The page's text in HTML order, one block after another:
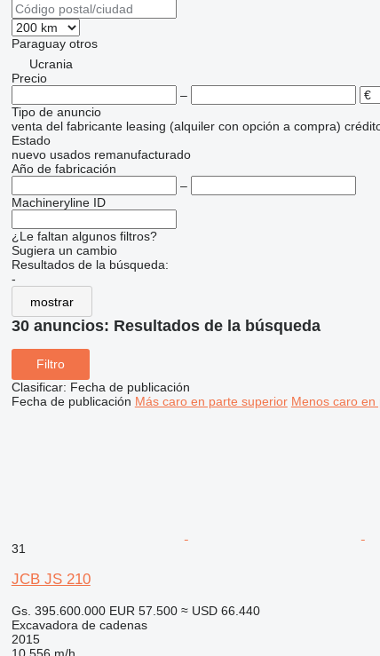
Paraguay otros
Ucrania
Precio
–
Tipo de anuncio
venta del fabricante leasing (alquiler con opción a compra)
Estado
nuevo usados remanufacturado
Año de fabricación
–
Machineryline ID
¿Le faltan algunos filtros?
Sugiera un cambio
Resultados de la búsqueda:
-
mostrar
30 anuncios: Resultados de la búsqueda
Filtro
Clasificar: Fecha de publicación
Fecha de publicación Más caro en parte superior Menos caro
31
JCB JS 210
Gs. 395.600.000 EUR 57.500 ≈ USD 66.440
Excavadora de cadenas
2015